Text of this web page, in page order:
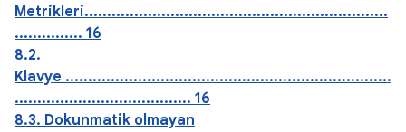
Metrikleri...................................................................
............... 16
8.2.
Klavye ........................................................................
....................................... 16
8.3. Dokunmatik olmayan